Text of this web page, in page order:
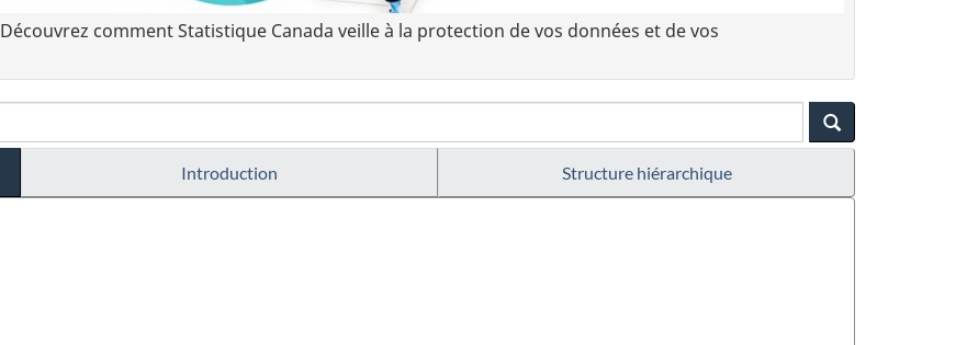
Découvrez comment Statistique Canada veille à la protection de vos données et de vos
Introduction Structure hiérarchique